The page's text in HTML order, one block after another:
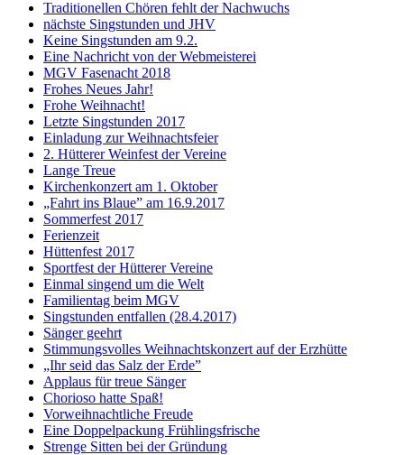
Traditionellen Chören fehlt der Nachwuchs
nächste Singstunden und JHV
Keine Singstunden am 9.2.
Eine Nachricht von der Webmeisterei
MGV Fasenacht 2018
Frohes Neues Jahr!
Frohe Weihnacht!
Letzte Singstunden 2017
Einladung zur Weihnachtsfeier
2. Hütterer Weinfest der Vereine
Lange Treue
Kirchenkonzert am 1. Oktober
„Fahrt ins Blaue” am 16.9.2017
Sommerfest 2017
Ferienzeit
Hüttenfest 2017
Sportfest der Hütterer Vereine
Einmal singend um die Welt
Familientag beim MGV
Singstunden entfallen (28.4.2017)
Sänger geehrt
Stimmungsvolles Weihnachtskonzert auf der Erzhütte
„Ihr seid das Salz der Erde”
Applaus für treue Sänger
Chorioso hatte Spaß!
Vorweihnachtliche Freude
Eine Doppelpackung Frühlingsfrische
Strenge Sitten bei der Gründung